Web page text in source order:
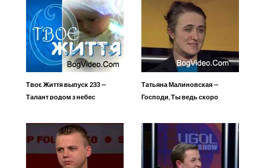
Твоє Життя выпуск 233 —
Талант родом з небес
Татьяна Малиновская —
Господи, Ты ведь скоро